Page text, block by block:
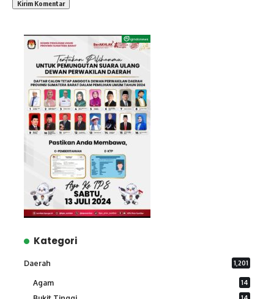
Kategori
Daerah 1,201
Agam 14